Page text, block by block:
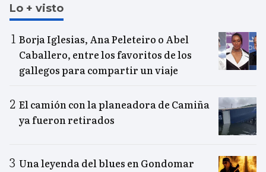
Lo + visto
Borja Iglesias, Ana Peleteiro o Abel
Caballero, entre los favoritos de los
gallegos para compartir un viaje
El camión con la planeadora de Camiña
ya fueron retirados
Una leyenda del blues en Gondomar